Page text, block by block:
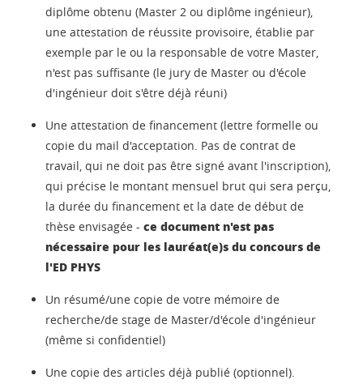
diplôme obtenu (Master 2 ou diplôme ingénieur),
une attestation de réussite provisoire, établie par
exemple par le ou la responsable de votre Master,
n'est pas suffisante (le jury de Master ou d'école
d'ingénieur doit s'être déjà réuni)
Une attestation de financement (lettre formelle ou
copie du mail d'acceptation. Pas de contrat de
travail, qui ne doit pas être signé avant l'inscription),
qui précise le montant mensuel brut qui sera perçu,
la durée du financement et la date de début de
thèse envisagée - ce document n'est pas
nécessaire pour les lauréat(e)s du concours de
l'ED PHYS
Un résumé/une copie de votre mémoire de
recherche/de stage de Master/d'école d'ingénieur
(même si confidentiel)
Une copie des articles déjà publié (optionnel).